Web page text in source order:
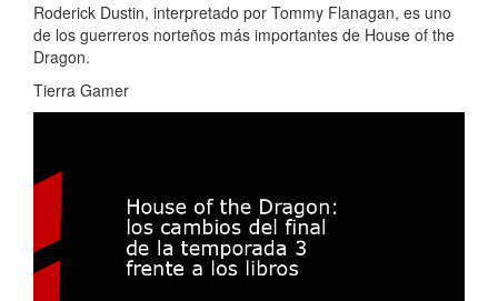
Roderick Dustin, interpretado por Tommy Flanagan, es uno
de los guerreros norteños más importantes de House of the
Dragon.
Tierra Gamer